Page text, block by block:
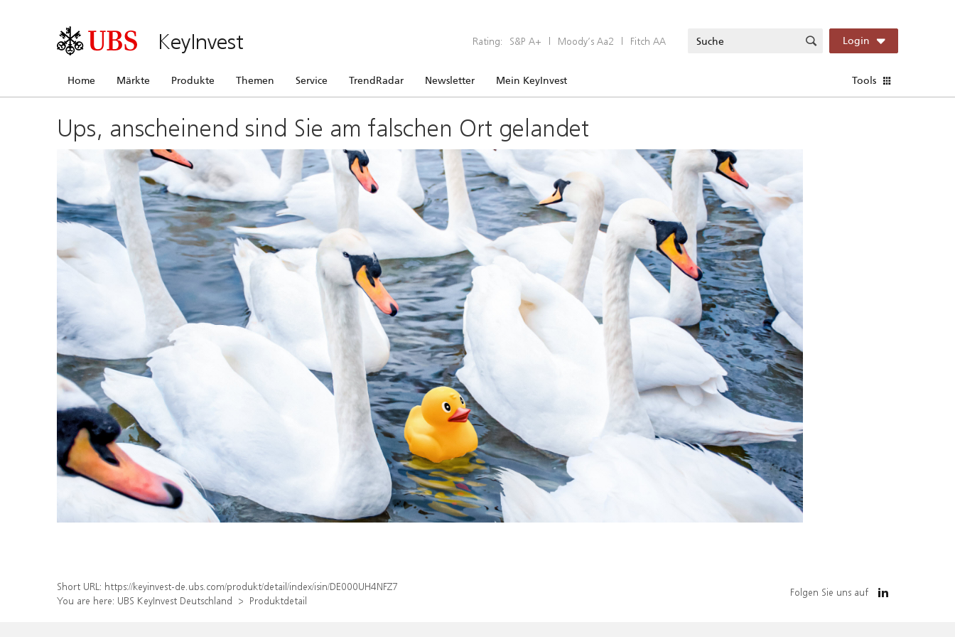
KeyInvest Rating: S&P A+ | Moody’s Aa2 | Fitch AA Login
Home Märkte Produkte Themen Service TrendRadar Newsletter Mein KeyInvest Tools
Ups, anscheinend sind Sie am falschen Ort gelandet
Short URL: https://keyinvest-de.ubs.com/produkt/detail/index/isin/DE000UH4NFZ7
You are here: UBS KeyInvest Deutschland Produktdetail
Folgen Sie uns auf